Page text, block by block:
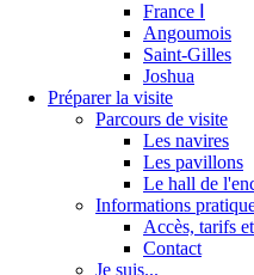
France Ⅰ
Angoumois
Saint-Gilles
Joshua
Préparer la visite
Parcours de visite
Les navires
Les pavillons
Le hall de
Informations
Accès, tarifs
Contact
Je suis...